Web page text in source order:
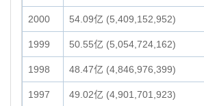
2000 54.09亿 (5,409,152,952)
1999 50.55亿 (5,054,724,162)
1998 48.47亿 (4,846,976,399)
1997 49.02亿 (4,901,701,923)